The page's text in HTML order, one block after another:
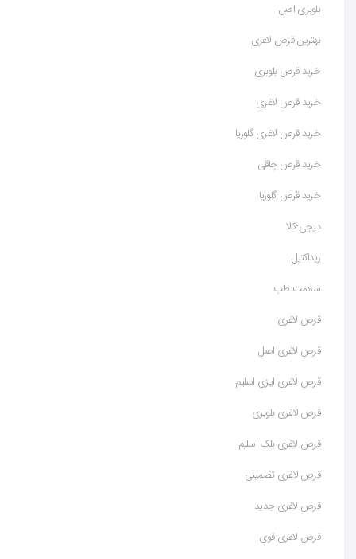
بلوبری اصل
بهترین قرص لاغری
خرید قرص بلوبری
خرید قرص لاغری
خرید قرص لاغری گلوریا
خرید قرص چاقی
خرید قرص گلوریا
دیجی-کالا
ریداکتیل
سلامت طب
قرص لاغری
قرص لاغری اصل
قرص لاغری ایزی اسلیم
قرص لاغری بلوبری
قرص لاغری بلک اسلیم
قرص لاغری تضمینی
قرص لاغری جدید
قرص لاغری قوی